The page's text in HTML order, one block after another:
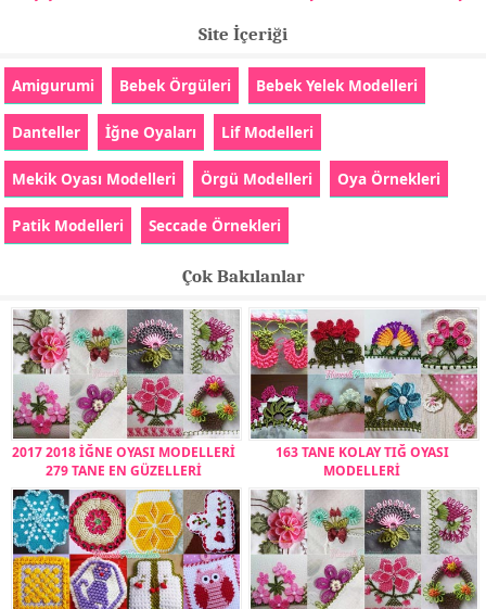
Site İçeriği
Amigurumi Bebek Örgüleri Bebek Yelek Modelleri
Danteller İğne Oyaları Lif Modelleri
Mekik Oyası Modelleri Örgü Modelleri Oya Örnekleri
Patik Modelleri Seccade Örnekleri
Çok Bakılanlar
2017 2018 İĞNE OYASI MODELLERİ
279 TANE EN GÜZELLERİ
163 TANE KOLAY TIĞ OYASI
MODELLERİ